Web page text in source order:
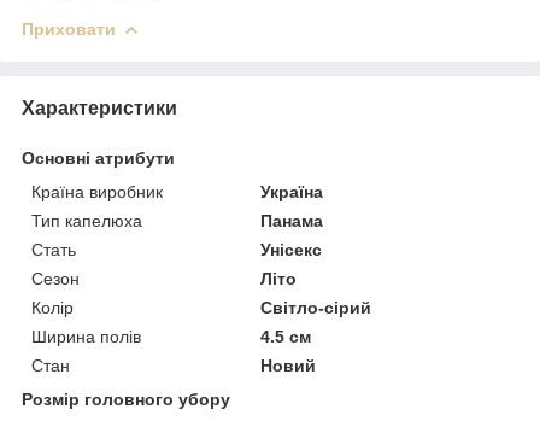
Приховати
Характеристики
Основні атрибути
Країна виробник
Україна
Тип капелюха
Панама
Стать
Унісекс
Сезон
Літо
Колір
Світло-сірий
Ширина полів
4.5 см
Стан
Новий
Розмір головного убору